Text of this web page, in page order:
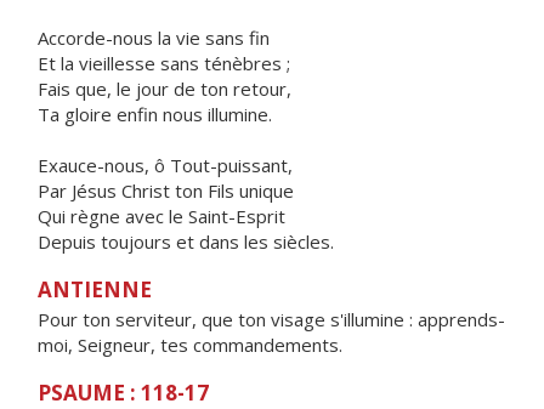
Accorde-nous la vie sans fin
Et la vieillesse sans ténèbres ;
Fais que, le jour de ton retour,
Ta gloire enfin nous illumine.
Exauce-nous, ô Tout-puissant,
Par Jésus Christ ton Fils unique
Qui règne avec le Saint-Esprit
Depuis toujours et dans les siècles.
ANTIENNE
Pour ton serviteur, que ton visage s'illumine : apprends-
moi, Seigneur, tes commandements.
PSAUME : 118-17